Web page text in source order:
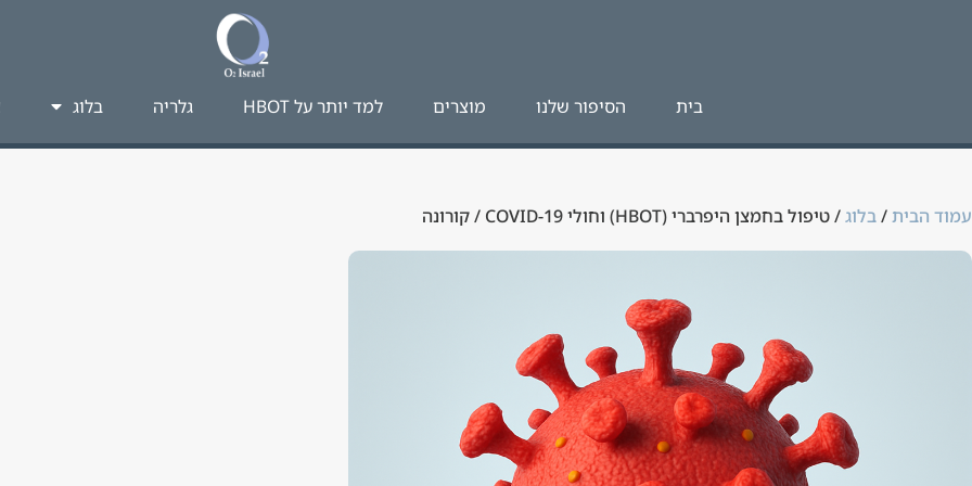
בית הסיפור שלנו מוצרים למד יותר על HBOT​ גלריה בלוג
עמוד הבית/בלוג/ טיפול בחמצן היפרברי (HBOT) וחולי COVID-19 / קורונה